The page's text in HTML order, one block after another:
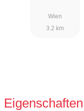
Wien
3.2 km